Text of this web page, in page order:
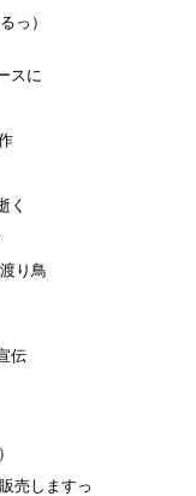
っ）
スに
く
り鳥
伝
売しますっ